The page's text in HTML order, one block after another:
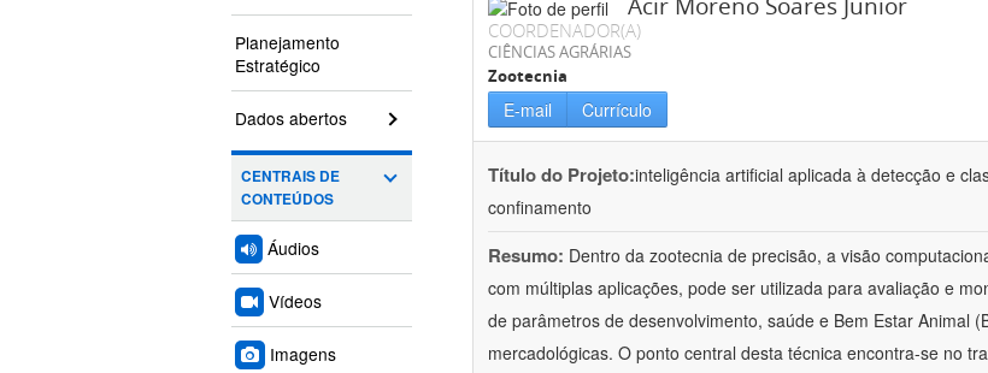
Planejamento
Estratégico
Dados abertos
CENTRAIS DE
CONTEÚDOS
Áudios
Vídeos
Imagens
Acir Moreno Soares Junior
COORDENADOR(A)
CIÊNCIAS AGRÁRIAS
Zootecnia
E-mail Currículo
Título do Projeto:inteligência artificial aplicada à detecção e
confinamento
Resumo: Dentro da zootecnia de precisão, a visão
com múltiplas aplicações, pode ser utilizada para avaliação e
de parâmetros de desenvolvimento, saúde e Bem Estar Animal
mercadológicas. O ponto central desta técnica encontra-se no